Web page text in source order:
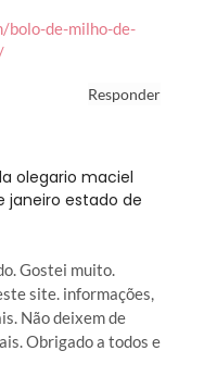
bolo-de-milho-de-
Responder
olegario maciel
janeiro estado de
Gostei muito.
site. informações,
Não deixem de
Obrigado a todos e